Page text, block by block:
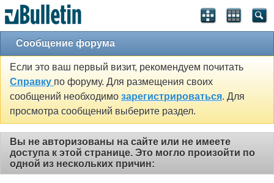
Сообщение форума
Если это ваш первый визит, рекомендуем почитать
Справку по форуму. Для размещения своих
сообщений необходимо зарегистрироваться. Для
просмотра сообщений выберите раздел.
Вы не авторизованы на сайте или не имеете
доступа к этой странице. Это могло произойти по
одной из нескольких причин: